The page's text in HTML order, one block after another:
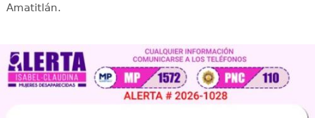
Amatitlán.